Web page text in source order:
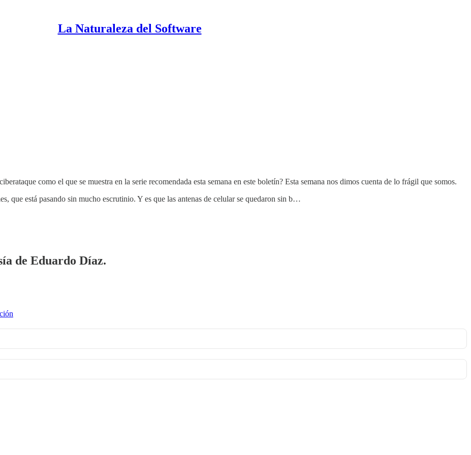
La Naturaleza del Software
como el que se muestra en la serie recomendada esta semana en este boletín? Esta semana nos dimos cuenta de lo frágil que somos.
que está pasando sin mucho escrutinio. Y es que las antenas de celular se quedaron sin b…
de Eduardo Díaz.